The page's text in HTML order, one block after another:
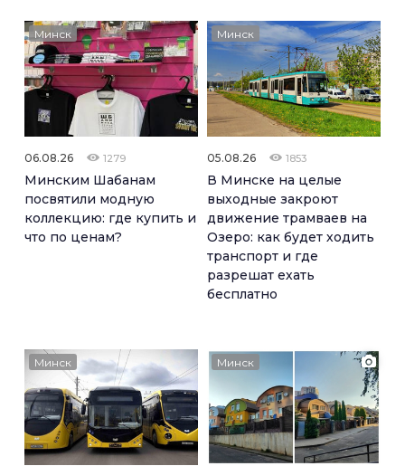
Минск
06.08.26 1279
Минским Шабанам
посвятили модную
коллекцию: где купить и
что по ценам?
Минск
05.08.26 1853
В Минске на целые
выходные закроют
движение трамваев на
Озеро: как будет ходить
транспорт и где
разрешат ехать
бесплатно
Минск Минск